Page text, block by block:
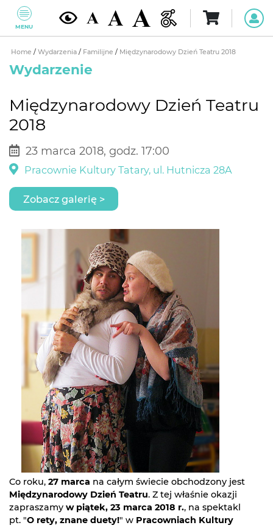
MENU
Home / Wydarzenia / Familijne / Międzynarodowy Dzień Teatru 2018
Wydarzenie
Międzynarodowy Dzień Teatru
2018
23 marca 2018, godz. 17:00
Pracownie Kultury Tatary, ul. Hutnicza 28A
Zobacz galerię >
Co roku, 27 marca na całym świecie obchodzony jest
Międzynarodowy Dzień Teatru. Z tej właśnie okazji
zapraszamy w piątek, 23 marca 2018 r., na spektakl
pt. "O rety, znane duety!" w Pracowniach Kultury